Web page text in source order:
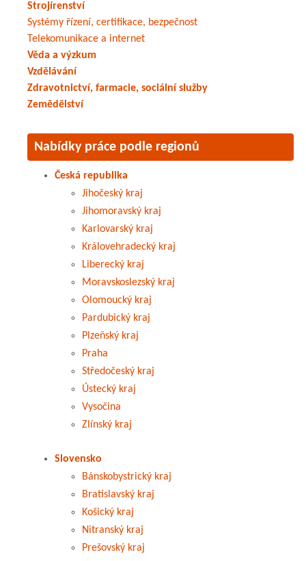
Strojírenství
Systémy řízení, certifikace, bezpečnost
Telekomunikace a internet
Věda a výzkum
Vzdělávání
Zdravotnictví, farmacie, sociální služby
Zemědělství
Nabídky práce podle regionů
Česká republika
Jihočeský kraj
Jihomoravský kraj
Karlovarský kraj
Královehradecký kraj
Liberecký kraj
Moravskoslezský kraj
Olomoucký kraj
Pardubický kraj
Plzeňský kraj
Praha
Středočeský kraj
Ústecký kraj
Vysočina
Zlínský kraj
Slovensko
Bánskobystrický kraj
Bratislavský kraj
Košický kraj
Nitranský kraj
Prešovský kraj